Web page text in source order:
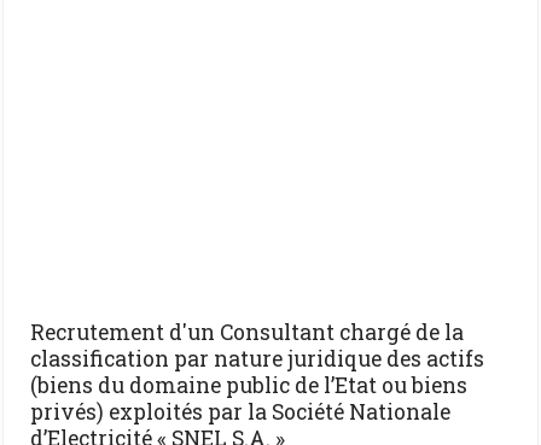
Recrutement d'un Consultant chargé de la
classification par nature juridique des actifs
(biens du domaine public de l’Etat ou biens
privés) exploités par la Société Nationale
d’Electricité « SNEL S.A. »